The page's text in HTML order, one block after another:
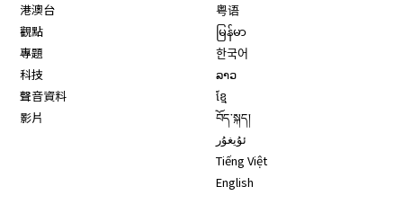
港澳台
觀點
專題
科技
聲音資料
影片
粤语
မြန်မာ
한국어
ລາວ
ខ្មែ
བོད་སྐད།
ئۇيغۇر
Tiếng Việt
English